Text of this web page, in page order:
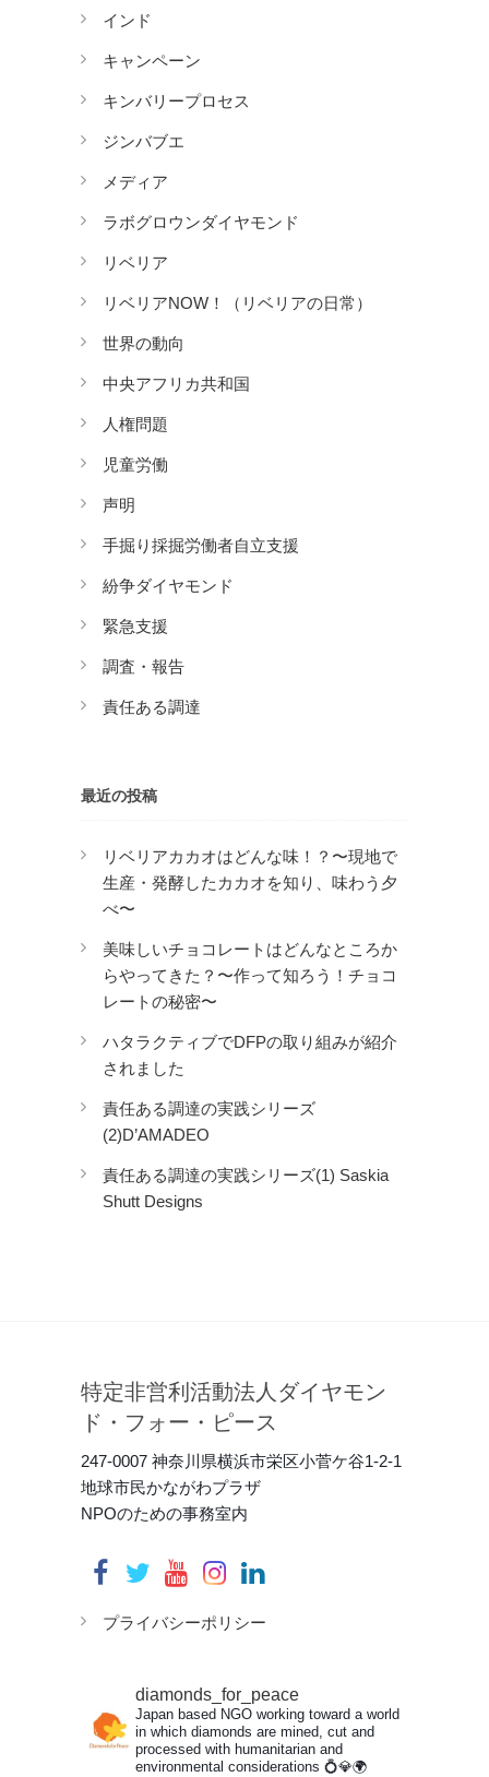
インド
キャンペーン
キンバリープロセス
ジンバブエ
メディア
ラボグロウンダイヤモンド
リベリア
リベリアNOW！（リベリアの日常）
世界の動向
中央アフリカ共和国
人権問題
児童労働
声明
手掘り採掘労働者自立支援
紛争ダイヤモンド
緊急支援
調査・報告
責任ある調達
最近の投稿
リベリアカカオはどんな味！？〜現地で
生産・発酵したカカオを知り、味わう夕
べ〜
美味しいチョコレートはどんなところか
らやってきた？〜作って知ろう！チョコ
レートの秘密〜
ハタラクティブでDFPの取り組みが紹介
されました
責任ある調達の実践シリーズ
(2)D’AMADEO
責任ある調達の実践シリーズ(1) Saskia
Shutt Designs
特定非営利活動法人ダイヤモン
ド・フォー・ピース
247-0007 神奈川県横浜市栄区小菅ケ谷1-2-1
地球市民かながわプラザ
NPOのための事務室内
プライバシーポリシー
diamonds_for_peace
Japan based NGO working toward a world
in which diamonds are mined, cut and
processed with humanitarian and
environmental considerations 💍💎🌍